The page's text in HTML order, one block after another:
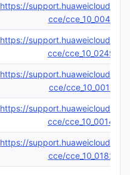
https://
cce/
https://
cce/
https://
cce/
https://
cce/
https://
cce/